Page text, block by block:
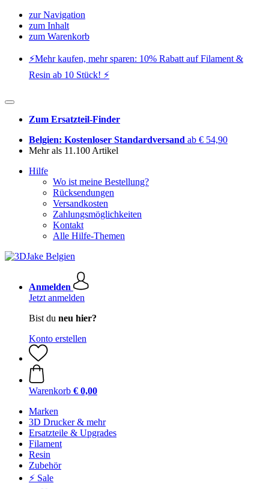
zur Navigation
zum Inhalt
zum Warenkorb
⚡️Mehr kaufen, mehr sparen: 10% Rabatt auf Filament &
Resin ab 10 Stück! ⚡️
Zum Ersatzteil-Finder
Belgien: Kostenloser Standardversand ab € 54,90
Mehr als 11.100 Artikel
Hilfe
Wo ist meine Bestellung?
Rücksendungen
Versandkosten
Zahlungsmöglichkeiten
Kontakt
Alle Hilfe-Themen
Anmelden
Jetzt anmelden
Bist du neu hier?
Konto erstellen
Warenkorb € 0,00
Marken
3D Drucker & mehr
Ersatzteile & Upgrades
Filament
Resin
Zubehör
⚡ Sale